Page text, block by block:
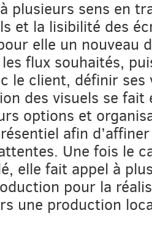
plusieurs sens en
et la lisibilité des
elle un nouveau
flux souhaités,
le client, définir ses
des visuels se
options et
afin
Une fois le
elle fait appel à
pour la
une production